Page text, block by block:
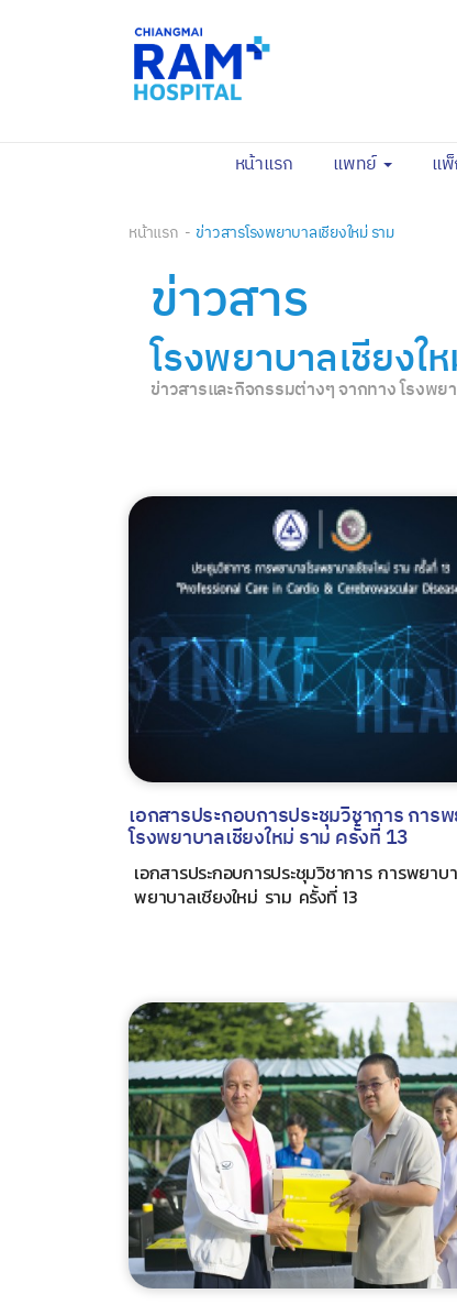
หน้าแรก (current)
แพทย์ แ
หน้าแรก ข่าวสารโรงพยาบาลเชียงใหม่ ราม
ข่าวสาร
โรงพยาบาลเชียงใ
ข่าวสารและกิจกรรมต่างๆ จากทาง โรงพย
เอกสารประกอบการประชุมวิชาการ การ
โรงพยาบาลเชียงใหม่ ราม ครั้งที่ 13
เอกสารประกอบการประชุมวิชาการ การพยาบ
พยาบาลเชียงใหม่ ราม ครั้งที่ 13